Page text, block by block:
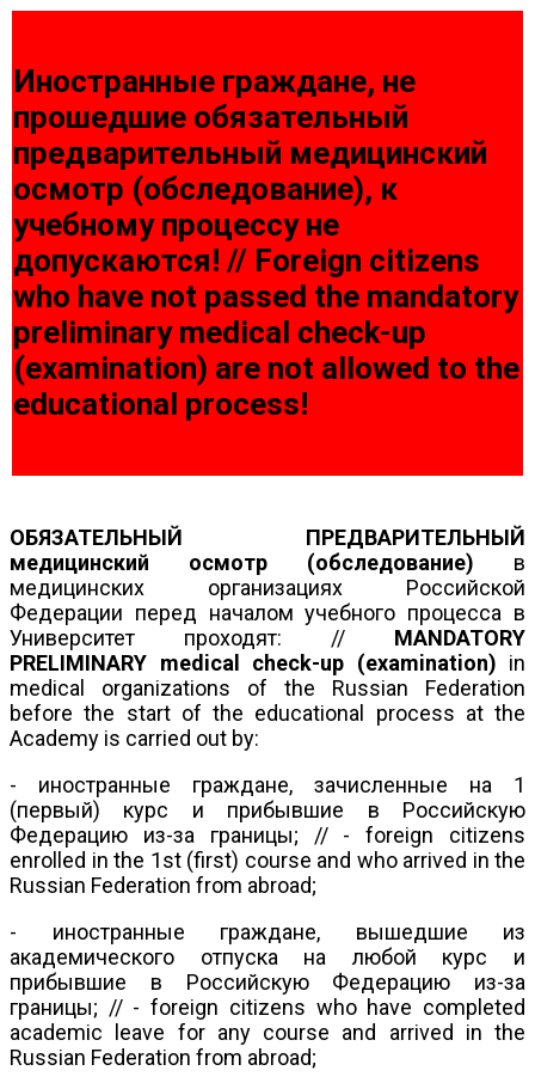
Иностранные граждане, не
прошедшие обязательный
предварительный медицинский
осмотр (обследование), к
учебному процессу не
допускаются! // Foreign citizens
who have not passed the mandatory
preliminary medical check-up
(examination) are not allowed to the
educational process!
ОБЯЗАТЕЛЬНЫЙ ПРЕДВАРИТЕЛЬНЫЙ
медицинский осмотр (обследование) в
медицинских организациях Российской
Федерации перед началом учебного процесса в
Университет проходят: // MANDATORY
PRELIMINARY medical check-up (examination) in
medical organizations of the Russian Federation
before the start of the educational process at the
Academy is carried out by:
- иностранные граждане, зачисленные на 1
(первый) курс и прибывшие в Российскую
Федерацию из-за границы; // - foreign citizens
enrolled in the 1st (first) course and who arrived in the
Russian Federation from abroad;
- иностранные граждане, вышедшие из
академического отпуска на любой курс и
прибывшие в Российскую Федерацию из-за
границы; // - foreign citizens who have completed
academic leave for any course and arrived in the
Russian Federation from abroad;